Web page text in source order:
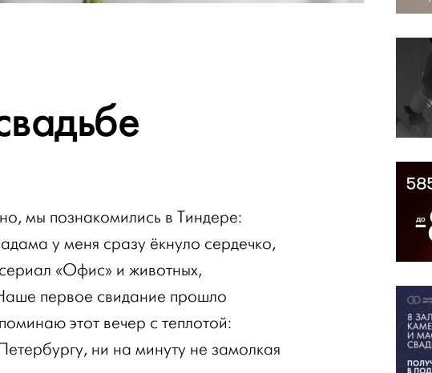
мы познакомились в Тиндере:
у меня сразу ёкнуло сердечко,
«Офис» и животных,
первое свидание прошло
этот вечер с теплотой:
ни на минуту не замолкая